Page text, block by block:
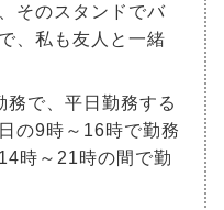
そのスタンドでバ
、私も友人と一緒
で、平日勤務する
の9時～16時で勤務
時～21時の間で勤